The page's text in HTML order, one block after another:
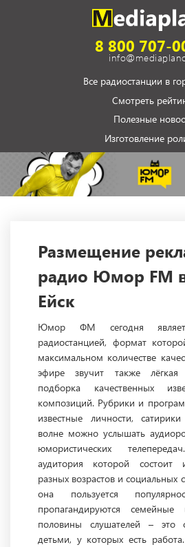
8 800 707-
Все радиостанции в
Смотреть
Полезные
Изготовление
Размещение
радио Юмор FM
Ейск
Юмор ФМ сегодня
радиостанцией, формат
максимальном количестве
эфире звучит также
подборка качественных
композиций. Рубрики и
известные личности,
волне можно услышать
юмористических
аудитория которой состоит
разных возрастов и социальных
она пользуется
пропагандируются семейные
половины слушателей –
детьми, у которых есть